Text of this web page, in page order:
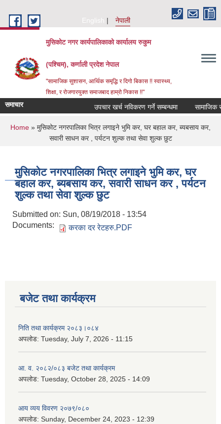
English
नेपाली
मुसिकोट नगर कार्यपालिकाको कार्यालय रुकुम
(पश्चिम), कर्णाली प्रदेश नेपाल
"सामाजिक सुशासन, आर्थिक समृद्धि र दिगो बिकास !! स्वास्थ्य,
शिक्षा, र रोजगारयुक्त समाजबाद हाम्रो निकास !!"
समाचार उपचार खर्च नविकरण गर्ने सम्बन्धमा
You are here
Home » मुसिकोट नगरपालिका भित्र लगाइने भुमि कर, घर बहाल कर, ब्यबसाय कर,
सवारी साधन कर , पर्यटन शुल्क तथा सेवा शुल्क छुट
मुसिकोट नगरपालिका भित्र लगाइने भुमि कर, घर
बहाल कर, ब्यबसाय कर, सवारी साधन कर , पर्यटन
शुल्क तथा सेवा शुल्क छुट
Submitted on: Sun, 08/19/2018 - 13:54
Documents:
करका दर रेटहरु.PDF
बजेट तथा कार्यक्रम
निति तथा कार्यक्रम २०८३।०८४
अपलोड: Tuesday, July 7, 2026 - 11:15
आ. व. २०८२/०८३ बजेट तथा कार्यक्रम
अपलोड: Tuesday, October 28, 2025 - 14:09
आय व्यय विवरण २०७९/०८०
अपलोड: Sunday, December 24, 2023 - 12:39